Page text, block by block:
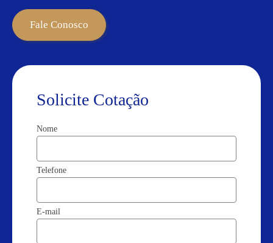
Fale Conosco
Solicite Cotação
Nome
Telefone
E-mail